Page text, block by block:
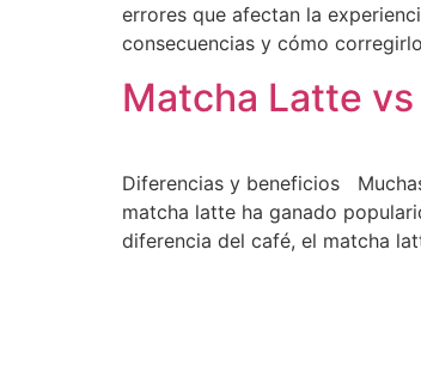
errores que afectan la
consecuencias y cómo
Matcha Latte
Diferencias y beneficios
matcha latte ha ganado
diferencia del café, el matcha